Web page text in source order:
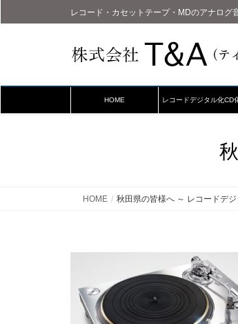
レコード・カセットテープ・MDのアナロ
HOME レコードデジタル化CD
HOME 秋田県の皆様へ ～ レコードデ